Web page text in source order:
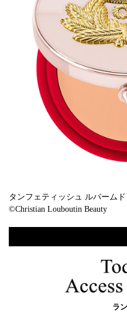
タンフェティッシュ ルバーム
©Christian Louboutin Beauty
ラ